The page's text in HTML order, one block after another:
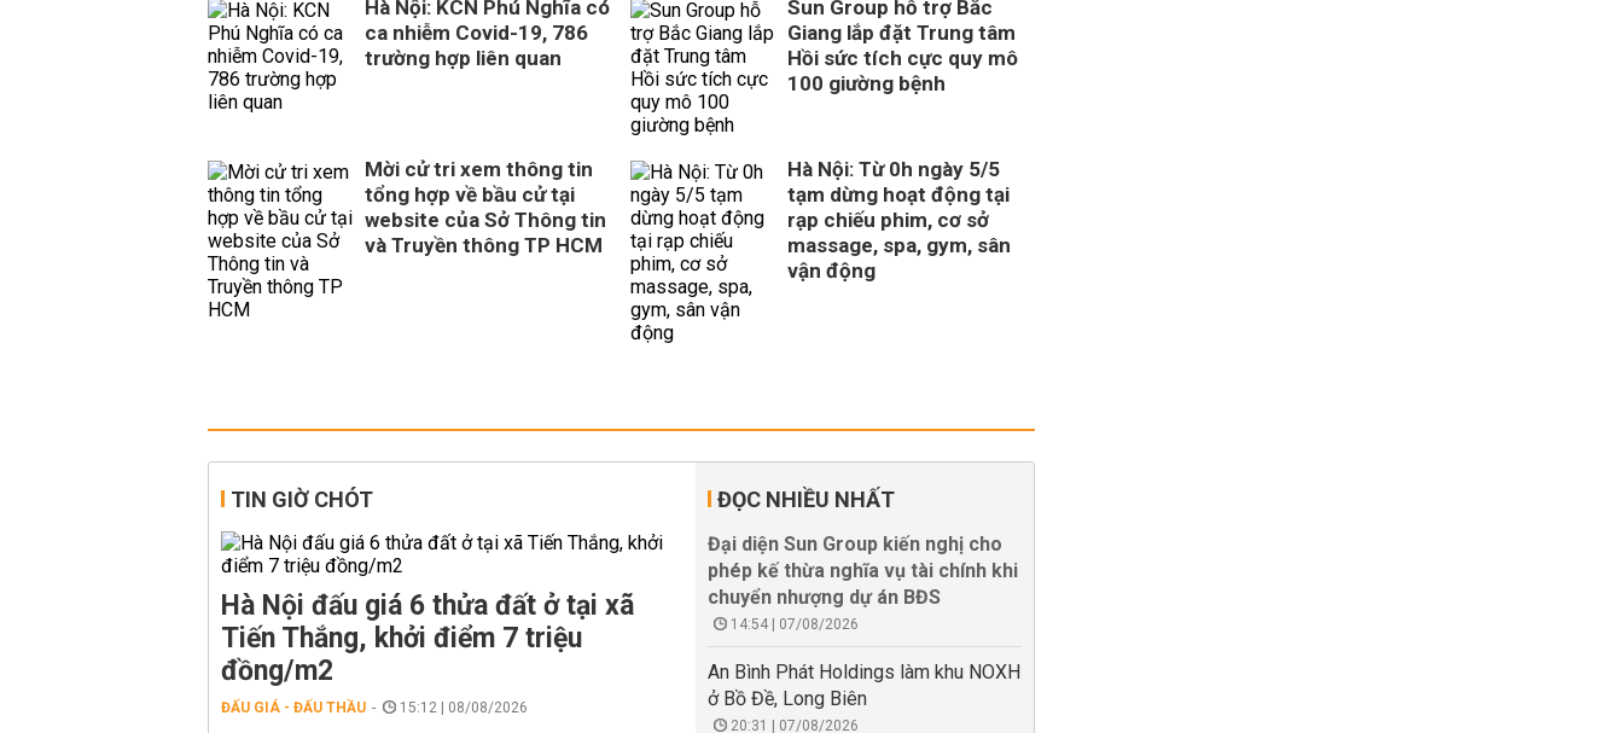
Hà Nội: KCN Phú Nghĩa có
ca nhiễm Covid-19, 786
trường hợp liên quan
Sun Group hỗ trợ Bắc
Giang lắp đặt Trung tâm
Hồi sức tích cực quy mô
100 giường bệnh
Mời cử tri xem thông tin
tổng hợp về bầu cử tại
website của Sở Thông tin
và Truyền thông TP HCM
Hà Nội: Từ 0h ngày 5/5
tạm dừng hoạt động tại
rạp chiếu phim, cơ sở
massage, spa, gym, sân
vận động
TIN GIỜ CHÓT
Hà Nội đấu giá 6 thửa đất ở tại xã
Tiến Thắng, khởi điểm 7 triệu
đồng/m2
ĐẤU GIÁ - ĐẤU THẦU 15:12 | 08/08/2026
ĐỌC NHIỀU NHẤT
Đại diện Sun Group kiến nghị cho
phép kế thừa nghĩa vụ tài chính khi
chuyển nhượng dự án BĐS
14:54 | 07/08/2026
An Bình Phát Holdings làm khu NOXH
ở Bồ Đề, Long Biên
20:31 | 07/08/2026